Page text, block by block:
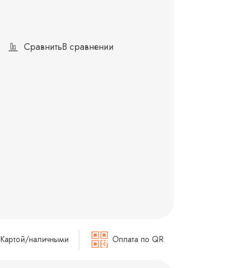
СравнитьВ сравнении
Картой/наличными Оплата по QR